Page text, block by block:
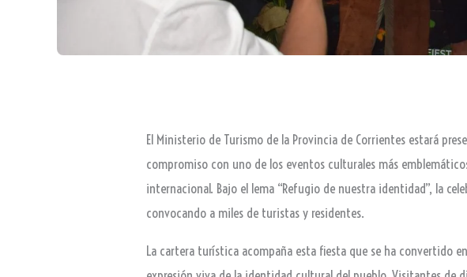
El Ministerio de Turismo de la Provincia de Corrientes estará
compromiso con uno de los eventos culturales más
internacional. Bajo el lema “Refugio de nuestra identidad”, la
convocando a miles de turistas y residentes.
La cartera turística acompaña esta fiesta que se ha convertido